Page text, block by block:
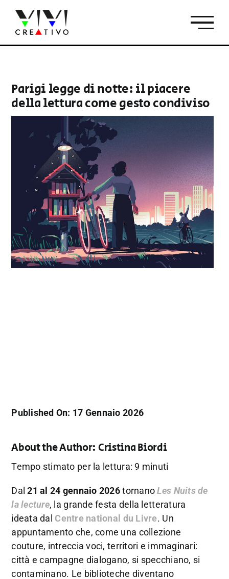
contenuto
Parigi legge di notte: il piacere
della lettura come gesto condiviso
Published On: 17 Gennaio 2026
About the Author: Cristina Biordi
Tempo stimato per la lettura: 9 minuti
Dal21 al 24 gennaio 2026tornanoLes Nuits de
la lecture, la grande festa della letteratura
ideata dal Centre national du Livre. Un
appuntamento che, come una collezione
couture, intreccia voci, territori e immaginari:
città e campagne dialogano, si specchiano, si
contaminano. Le biblioteche diventano